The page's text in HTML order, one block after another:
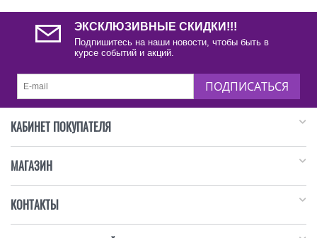
ЭКСКЛЮЗИВНЫЕ СКИДКИ!!!
Подпишитесь на наши новости, чтобы быть в
курсе событий и акций.
ПОДПИСАТЬСЯ
КАБИНЕТ ПОКУПАТЕЛЯ
МАГАЗИН
КОНТАКТЫ